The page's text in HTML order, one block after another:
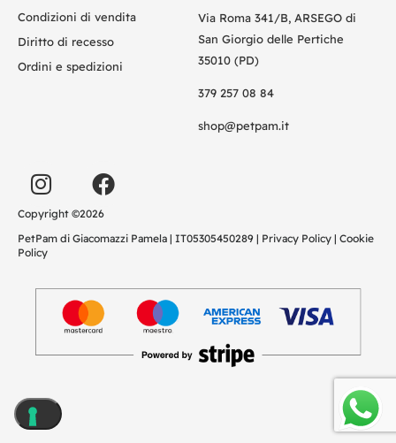
Condizioni di vendita
Diritto di recesso
Ordini e spedizioni
Via Roma 341/B, ARSEGO di
San Giorgio delle Pertiche
35010 (PD)
379 257 08 84
shop@petpam.it
Copyright ©2026
PetPam di Giacomazzi Pamela | IT05305450289 | Privacy Policy | Cookie
Policy